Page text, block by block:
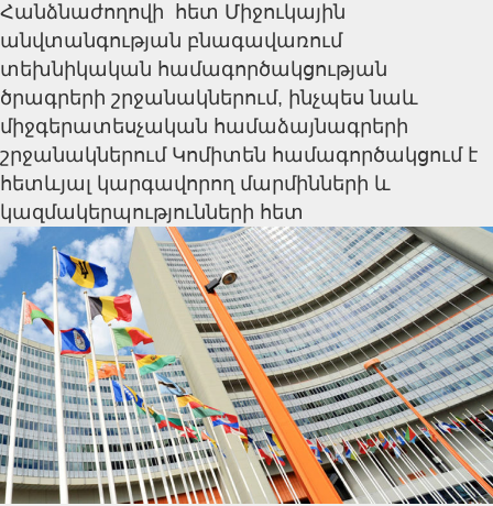
Հանձնաժողովի հետ Միջուկային
անվտանգության բնագավառում
տեխնիկական համագործակցության
ծրագրերի շրջանակներում, ինչպես նաև
միջգերատեսչական համաձայնագրերի
շրջանակներում Կոմիտեն համագործակցում է
հետևյալ կարգավորող մարմինների և
կազմակերպությունների հետ